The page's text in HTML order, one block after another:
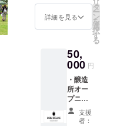
下・日
光の当
蔵保管
ができ
る方の
み。 ＊
送り先
が個人
宛など
の場合
チケッ
ト5枚
・オリ
ジナル
カー4枚
セット
・お礼
のメッ
セージ
クー
ル便送
料込
詳細を見る
タ
ー
ン
を
選
択
す
る
50,
000 円
・醸造
所オー
プニン
グパー
ティー
支援
者：